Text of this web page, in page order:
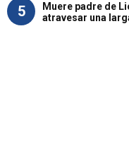
5
Muere padre de
atravesar una